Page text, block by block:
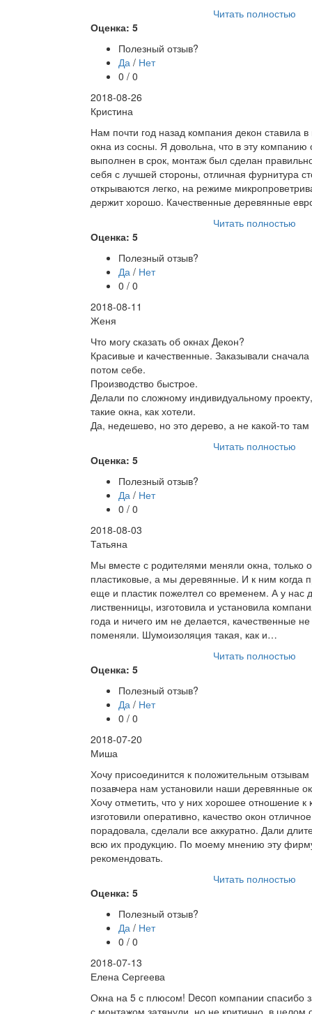
Читать полностью
Оценка: 5
Полезный отзыв?
Да / Нет
0 / 0
2018-08-26
Кристина
Нам почти год назад компания декон ставила
окна из сосны. Я довольна, что в эту компанию
выполнен в срок, монтаж был сделан
себя с лучшей стороны, отличная фурнитура
открываются легко, на режиме
держит хорошо. Качественные деревянные
Читать полностью
Оценка: 5
Полезный отзыв?
Да / Нет
0 / 0
2018-08-11
Женя
Что могу сказать об окнах Декон?
Красивые и качественные. Заказывали
потом себе.
Производство быстрое.
Делали по сложному индивидуальному
такие окна, как хотели.
Да, недешево, но это дерево, а не какой-то
Читать полностью
Оценка: 5
Полезный отзыв?
Да / Нет
0 / 0
2018-08-03
Татьяна
Мы вместе с родителями меняли окна, только
пластиковые, а мы деревянные. И к ним когда
еще и пластик пожелтел со временем. А у нас
лиственницы, изготовила и установила
года и ничего им не делается, качественные
поменяли. Шумоизоляция такая, как и…
Читать полностью
Оценка: 5
Полезный отзыв?
Да / Нет
0 / 0
2018-07-20
Миша
Хочу присоединится к положительным
позавчера нам установили наши деревянные
Хочу отметить, что у них хорошее отношение к
изготовили оперативно, качество окон
порадовала, сделали все аккуратно. Дали
всю их продукцию. По моему мнению эту
рекомендовать.
Читать полностью
Оценка: 5
Полезный отзыв?
Да / Нет
0 / 0
2018-07-13
Елена Сергеева
Окна на 5 с плюсом! Decon компании спасибо
с монтажом затянули, но не критично, в целом